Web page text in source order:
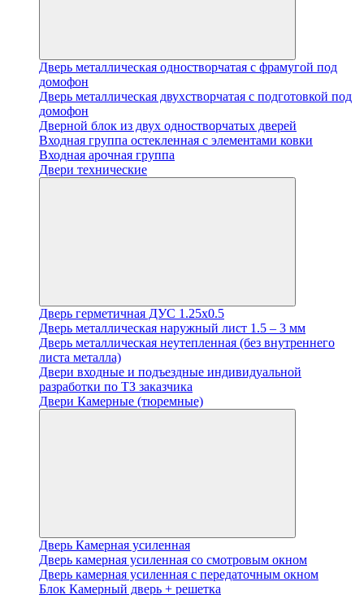
Дверь металлическая одностворчатая с фрамугой под
домофон
Дверь металлическая двухстворчатая с подготовкой под
домофон
Дверной блок из двух одностворчатых дверей
Входная группа остекленная с элементами ковки
Входная арочная группа
Двери технические
Дверь герметичная ДУС 1.25х0.5
Дверь металлическая наружный лист 1.5 – 3 мм
Дверь металлическая неутепленная (без внутреннего
листа металла)
Двери входные и подъездные индивидуальной
разработки по ТЗ заказчика
Двери Камерные (тюремные)
Дверь Камерная усиленная
Дверь камерная усиленная со смотровым окном
Дверь камерная усиленная с передаточным окном
Блок Камерный дверь + решетка